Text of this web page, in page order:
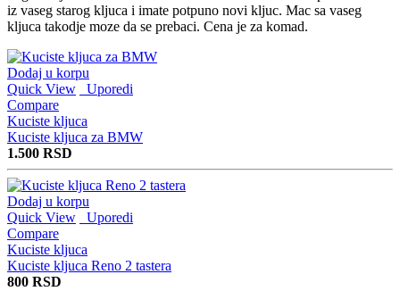
iz vaseg starog kljuca i imate potpuno novi kljuc. Mac sa vaseg
kljuca takodje moze da se prebaci. Cena je za komad.
Dodaj u korpu
Quick View
Uporedi
Compare
Kuciste kljuca
Kuciste kljuca za BMW
1.500 RSD
Dodaj u korpu
Quick View
Uporedi
Compare
Kuciste kljuca
Kuciste kljuca Reno 2 tastera
800 RSD